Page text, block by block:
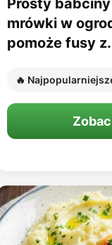
Prosty
mrówki w
pomoże fusy
🔥